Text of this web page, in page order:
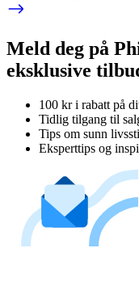
Meld deg på
eksklusive
100 kr i rabatt på
Tidlig tilgang til
Tips om sunn
Eksperttips og